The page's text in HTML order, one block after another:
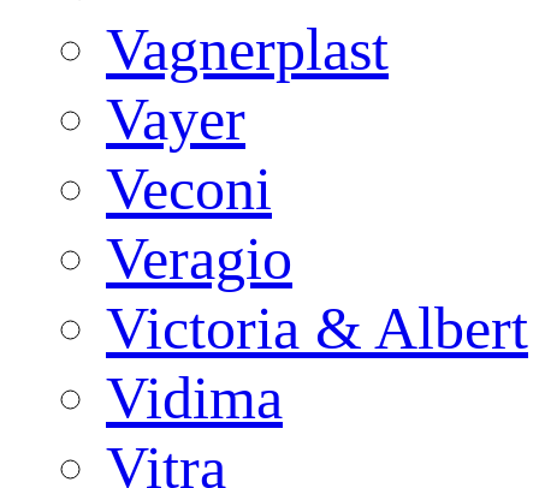
Vagnerplast
Vayer
Veconi
Veragio
Victoria & Albert
Vidima
Vitra